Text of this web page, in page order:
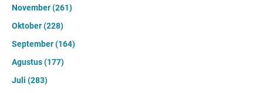
November(261)
Oktober(228)
September(164)
Agustus(177)
Juli (283)